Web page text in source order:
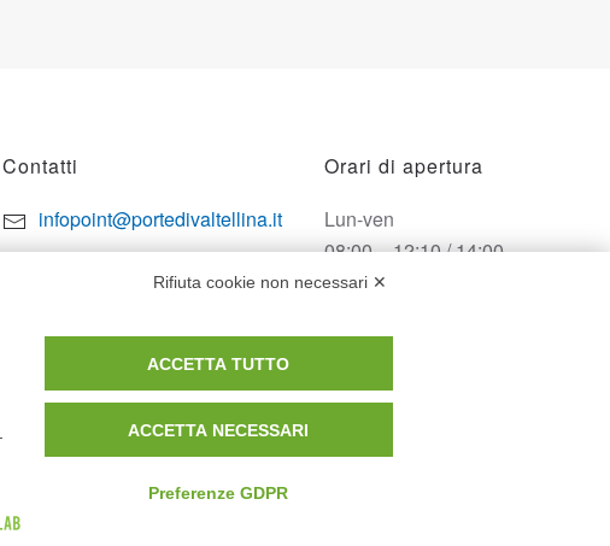
Contatti
infopoint@portedivaltellina.it
Orari di apertura
Lun-ven
08:00 – 12:10 / 14:00 –
18:10
Sabato
Rifiuta cookie non necessari ✕
ACCETTA TUTTO
ACCETTA NECESSARI
Preferenze GDPR